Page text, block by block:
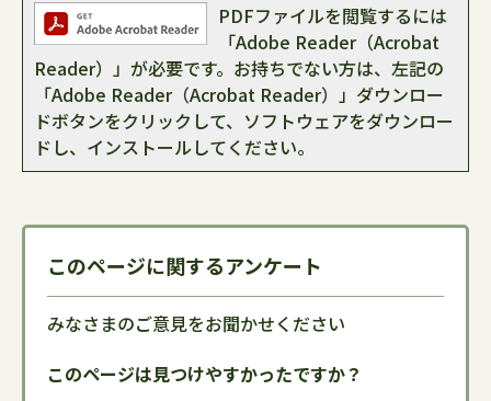
PDFファイルを閲覧するには
「Adobe Reader（Acrobat
Reader）」が必要です。お持ちでない方は、左記の
「Adobe Reader（Acrobat Reader）」ダウンロー
ドボタンをクリックして、ソフトウェアをダウンロー
ドし、インストールしてください。
このページに関するアンケート
みなさまのご意見をお聞かせください
このページは見つけやすかったですか？